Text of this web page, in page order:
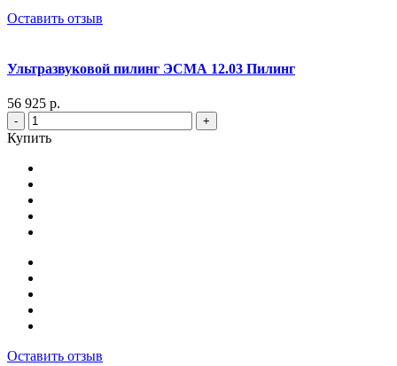
Оставить отзыв
Ультразвуковой пилинг ЭСМА 12.03 Пилинг
56 925 р.
- +
Купить
Оставить отзыв